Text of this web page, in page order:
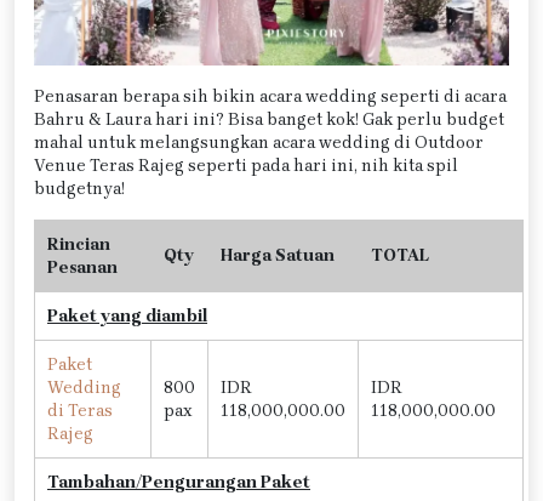
Penasaran berapa sih bikin acara wedding seperti di acara
Bahru & Laura hari ini? Bisa banget kok! Gak perlu budget
mahal untuk melangsungkan acara wedding di Outdoor
Venue Teras Rajeg seperti pada hari ini, nih kita spil
budgetnya!
Rincian
Pesanan
Qty Harga Satuan TOTAL
Paket yang diambil
Paket
Wedding
di Teras
Rajeg
800
pax
IDR
118,000,000.00
IDR
118,000,000.00
Tambahan/Pengurangan Paket